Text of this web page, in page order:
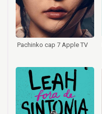
Pachinko cap 7 Apple TV